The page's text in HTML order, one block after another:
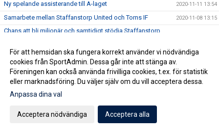
Ny spelande assisterande till A-laget 2020-11-11 13:54
Samarbete mellan Staffanstorp United och Torns IF 2020-11-08 13:15
Chans att bli miljonär och samtidigt stödja Staffanstorp
Ny tränare klar för Staffanstorp United! 2020-10-28 20:54
Uppdaterade riktlinjer gällande Covid19 (2020-10-28) 2020-10-28 20:36
Kansliet håller höstlov 2020-10-27 10:46
Erbjudande från Sportringen
För att hemsidan ska fungera korrekt använder vi nödvändiga
cookies från SportAdmin. Dessa går inte att stänga av.
Föreningen kan också använda frivilliga cookies, t.ex. för statistik
eller marknadsföring. Du väljer själv om du vill acceptera dessa.
Anpassa dina val
Acceptera nödvändiga Acceptera alla